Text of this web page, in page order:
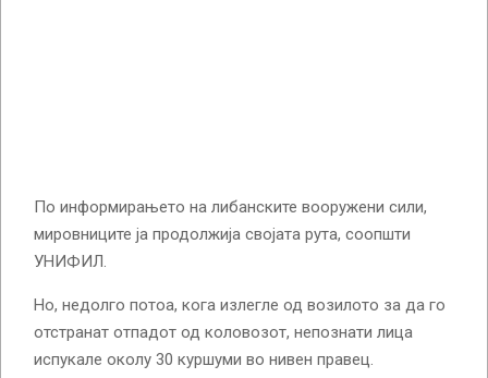
По информирањето на либанските вооружени сили,
мировниците ја продолжија својата рута, соопшти
УНИФИЛ.
Но, недолго потоа, кога излегле од возилото за да го
отстранат отпадот од коловозот, непознати лица
испукале околу 30 куршуми во нивен правец.